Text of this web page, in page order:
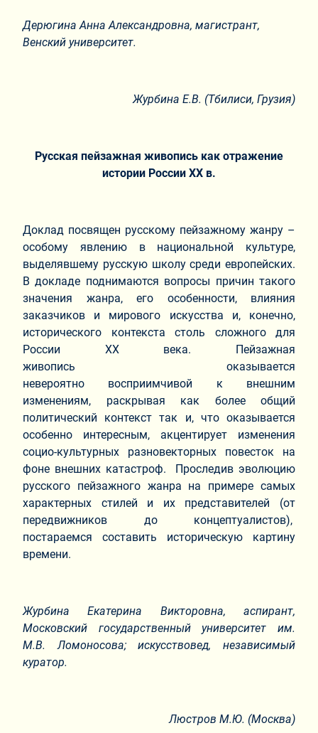
Дерюгина Анна Александровна, магистрант,
Венский университет.
Журбина Е.В. (Тбилиси, Грузия)
Русская пейзажная живопись как отражение
истории России ХХ в.
Доклад посвящен русскому пейзажному жанру –
особому явлению в национальной культуре,
выделявшему русскую школу среди европейских.
В докладе поднимаются вопросы причин такого
значения жанра, его особенности, влияния
заказчиков и мирового искусства и, конечно,
исторического контекста столь сложного для
России ХХ века. Пейзажная
живопись оказывается
невероятно восприимчивой к внешним
изменениям, раскрывая как более общий
политический контекст так и, что оказывается
особенно интересным, акцентирует изменения
социо-культурных разновекторных повесток на
фоне внешних катастроф. Проследив эволюцию
русского пейзажного жанра на примере самых
характерных стилей и их представителей (от
передвижников до концептуалистов),
постараемся составить историческую картину
времени.
Журбина Екатерина Викторовна, аспирант,
Московский государственный университет им.
М.В. Ломоносова; искусствовед, независимый
куратор.
Люстров М.Ю. (Москва)